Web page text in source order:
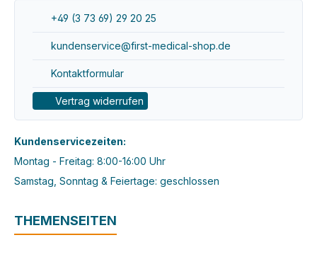
+49 (3 73 69) 29 20 25
kundenservice@first-medical-shop.de
Kontaktformular
Vertrag widerrufen
Kundenservicezeiten:
Montag - Freitag: 8:00-16:00 Uhr
Samstag, Sonntag & Feiertage: geschlossen
THEMENSEITEN